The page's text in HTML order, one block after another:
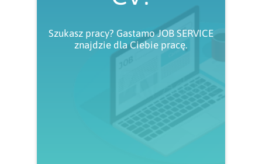
Szukasz pracy? Gastamo JOB SERVICE
znajdzie dla Ciebie pracę.